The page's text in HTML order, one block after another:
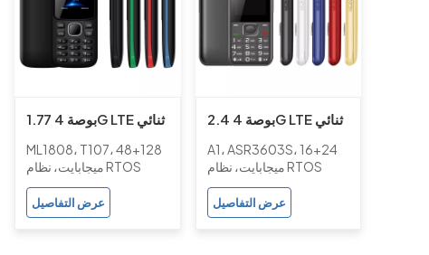
1.77 بوصة 4G LTE ثنائي
الشريحة T107 48
ميجابايت + 128 ميجابايت
هاتف بميزة أساسية بدون
كاميرا
ML1808، T107، 48+128
ميجابايت، نظام RTOS
عرض التفاصيل
2.4 بوصة 4G LTE ثنائي
الشريحة ASR3603S 16
ميجابايت + 24 ميجابايت
هاتف بميزة أساسية مع
كاميرا
A1، ASR3603S، 16+24
ميجابايت، نظام RTOS
عرض التفاصيل